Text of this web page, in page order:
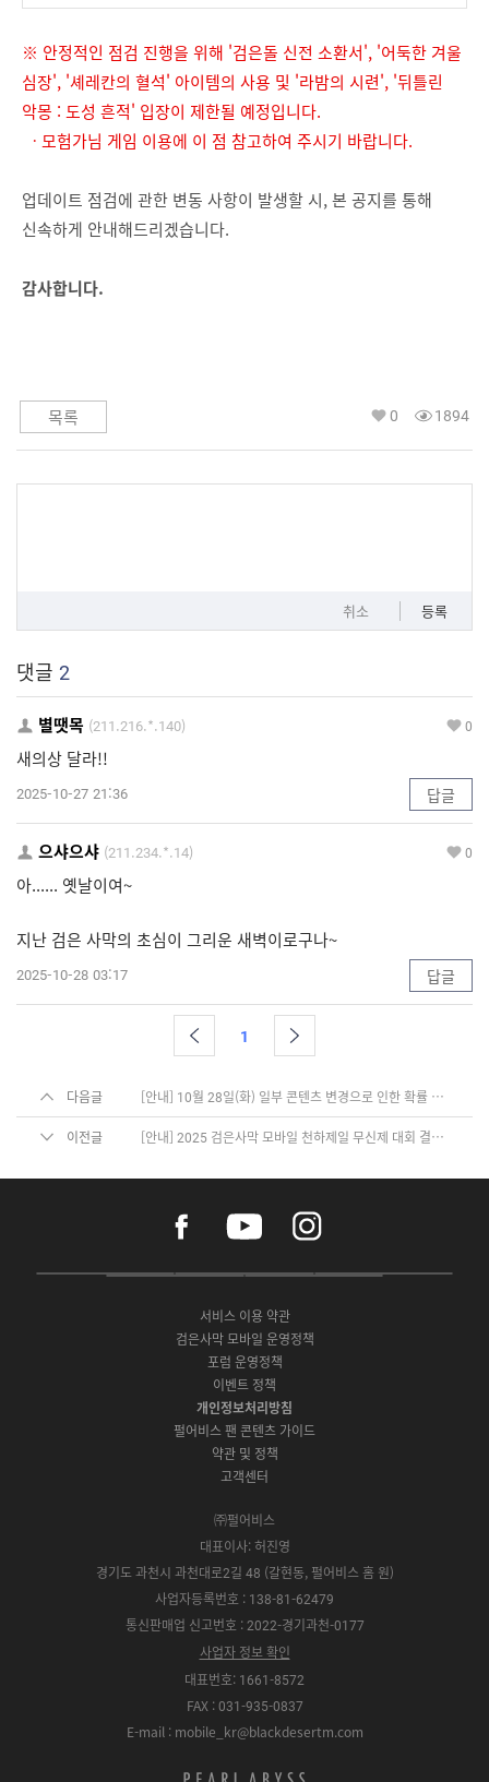
※ 안정적인 점검 진행을 위해 '검은돌 신전 소환서', '어둑한 겨울
심장', '셰레칸의 혈석' 아이템의 사용 및 '라밤의 시련', '뒤틀린
악몽 : 도성 흔적' 입장이 제한될 예정입니다.
ㆍ모험가님 게임 이용에 이 점 참고하여 주시기 바랍니다.
업데이트 점검에 관한 변동 사항이 발생할 시, 본 공지를 통해
신속하게 안내해드리겠습니다.
감사합니다.
목록 0 1894
취소 등록
댓글 2
별땟목 (211.216.*.140) 0
새의상 달라!!
2025-10-27 21:36 답글
으샤으샤 (211.234.*.14) 0
아...... 옛날이여~
지난 검은 사막의 초심이 그리운 새벽이로구나~
2025-10-28 03:17 답글
1
다음글 [안내] 10월 28일(화) 일부 콘텐츠 변경으로 인한 확률 정보 변경 공지
이전글 [안내] 2025 검은사막 모바일 천하제일 무신제 대회 결과 안내
a
e
o
k
o
t
b
e
i
n
s
t
r
a
P
A
p
S
t
o
r
e
G
G
a
t
O
S
e
서비스 이용 약관
검은사막 모바일 운영정책
포럼 운영정책
이벤트 정책
개인정보처리방침
펄어비스 팬 콘텐츠 가이드
약관 및 정책
고객센터
㈜펄어비스
대표이사: 허진영
경기도 과천시 과천대로2길 48 (갈현동, 펄어비스 홈 원)
사업자등록번호 : 138-81-62479
통신판매업 신고번호 : 2022-경기과천-0177
사업자 정보 확인
대표번호: 1661-8572
FAX : 031-935-0837
E-mail : mobile_kr@blackdesertm.com
p